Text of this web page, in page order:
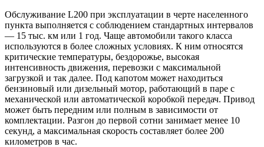
Обслуживание L200 при эксплуатации в черте населенного
пункта выполняется с соблюдением стандартных интервалов
— 15 тыс. км или 1 год. Чаще автомобили такого класса
используются в более сложных условиях. К ним относятся
критические температуры, бездорожье, высокая
интенсивность движения, перевозки с максимальной
загрузкой и так далее. Под капотом может находиться
бензиновый или дизельный мотор, работающий в паре с
механической или автоматической коробкой передач. Привод
может быть передним или полным в зависимости от
комплектации. Разгон до первой сотни занимает менее 10
секунд, а максимальная скорость составляет более 200
километров в час.